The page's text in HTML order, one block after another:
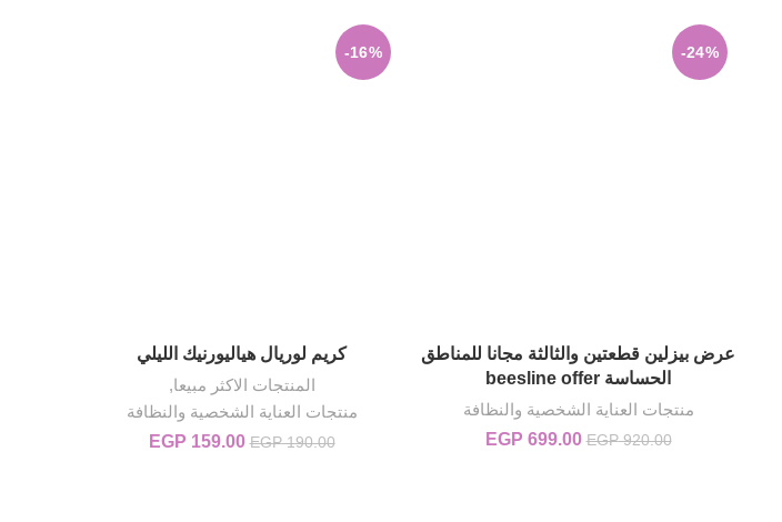
-24%
إضافة إلى السلة
عرض بيزلين قطعتين والثالثة مجانا للمناطق
الحساسة beesline offer
منتجات العناية الشخصية والنظافة
EGP920.00 السعر الأصلي هو: EGP 920.00.
EGP 699.00
-16%
إضافة إلى السلة
كريم لوريال هياليورنيك الليلي
المنتجات الاكثر مبيعا,
منتجات العناية الشخصية والنظافة
EGP190.00
السعر الأصلي هو:
EGP 159.00